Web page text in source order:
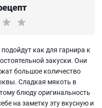
как для гарнира к
закуски. Они
большое количество
Сладкая мякоть в
блюду оригинальность
на заметку эту вкусную и